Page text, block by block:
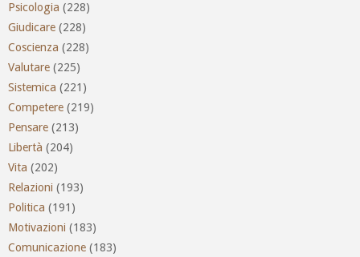
Psicologia (228)
Giudicare (228)
Coscienza (228)
Valutare (225)
Sistemica (221)
Competere (219)
Pensare (213)
Libertà (204)
Vita (202)
Relazioni (193)
Politica (191)
Motivazioni (183)
Comunicazione (183)